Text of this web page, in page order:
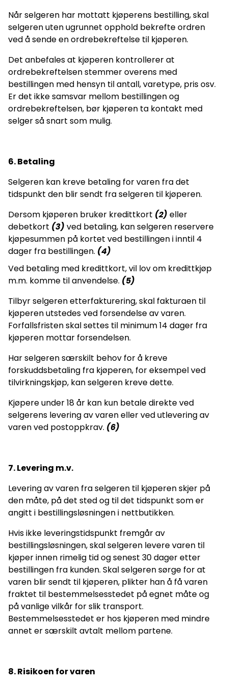
Når selgeren har mottatt kjøperens bestilling, skal
selgeren uten ugrunnet opphold bekrefte ordren
ved å sende en ordrebekreftelse til kjøperen.
Det anbefales at kjøperen kontrollerer at
ordrebekreftelsen stemmer overens med
bestillingen med hensyn til antall, varetype, pris osv.
Er det ikke samsvar mellom bestillingen og
ordrebekreftelsen, bør kjøperen ta kontakt med
selger så snart som mulig.
6. Betaling
Selgeren kan kreve betaling for varen fra det
tidspunkt den blir sendt fra selgeren til kjøperen.
Dersom kjøperen bruker kredittkort (2) eller
debetkort (3) ved betaling, kan selgeren reservere
kjøpesummen på kortet ved bestillingen i inntil 4
dager fra bestillingen. (4)
Ved betaling med kredittkort, vil lov om kredittkjøp
m.m. komme til anvendelse. (5)
Tilbyr selgeren etterfakturering, skal fakturaen til
kjøperen utstedes ved forsendelse av varen.
Forfallsfristen skal settes til minimum 14 dager fra
kjøperen mottar forsendelsen.
Har selgeren særskilt behov for å kreve
forskuddsbetaling fra kjøperen, for eksempel ved
tilvirkningskjøp, kan selgeren kreve dette.
Kjøpere under 18 år kan kun betale direkte ved
selgerens levering av varen eller ved utlevering av
varen ved postoppkrav. (6)
7. Levering m.v.
Levering av varen fra selgeren til kjøperen skjer på
den måte, på det sted og til det tidspunkt som er
angitt i bestillingsløsningen i nettbutikken.
Hvis ikke leveringstidspunkt fremgår av
bestillingsløsningen, skal selgeren levere varen til
kjøper innen rimelig tid og senest 30 dager etter
bestillingen fra kunden. Skal selgeren sørge for at
varen blir sendt til kjøperen, plikter han å få varen
fraktet til bestemmelsesstedet på egnet måte og
på vanlige vilkår for slik transport.
Bestemmelsesstedet er hos kjøperen med mindre
annet er særskilt avtalt mellom partene.
8. Risikoen for varen